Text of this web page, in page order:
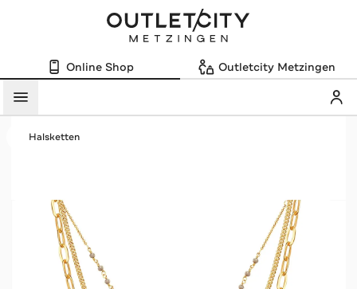
Online Shop Outletcity Metzingen
Menü
Halsketten